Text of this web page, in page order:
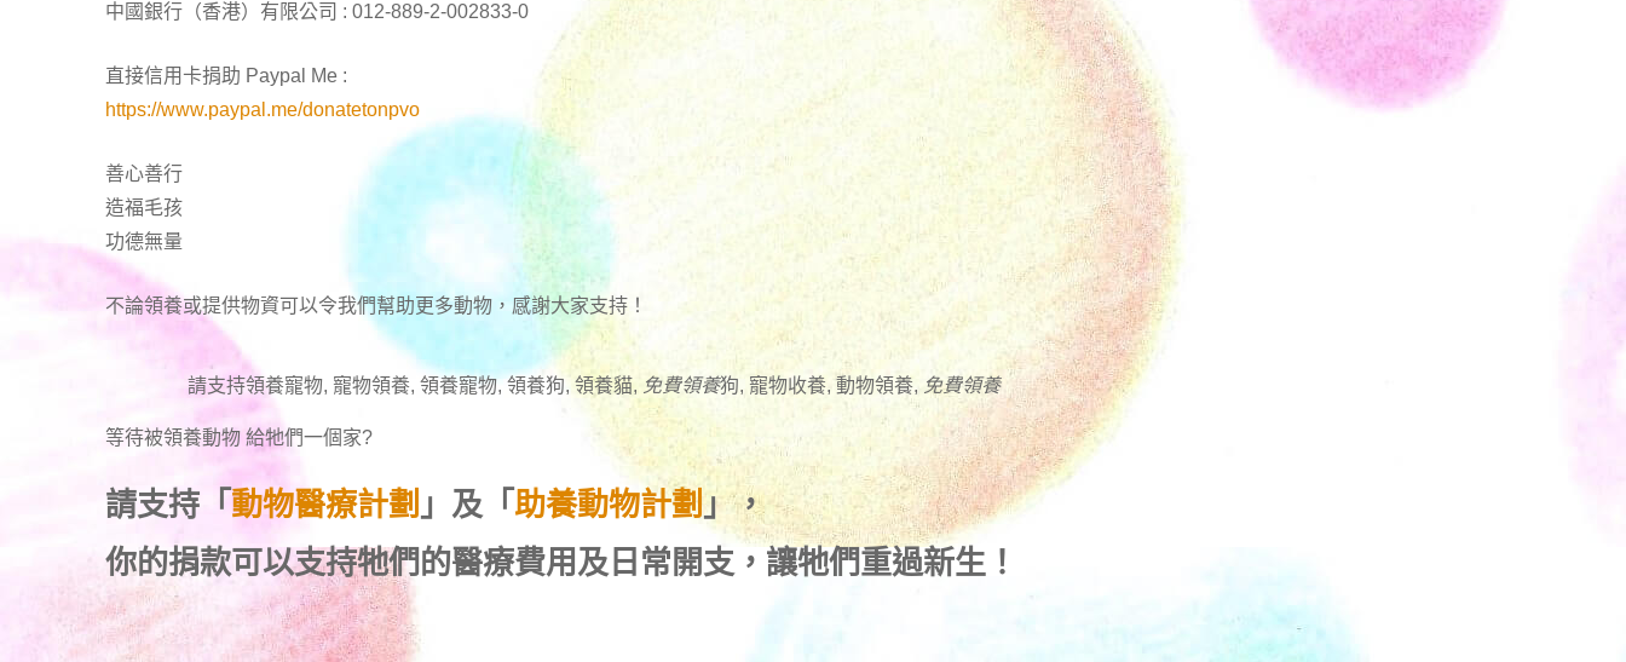
中國銀行（香港）有限公司 : 012-889-2-002833-0
直接信用卡捐助 Paypal Me :
https://www.paypal.me/donatetonpvo
善心善行
造福毛孩
功德無量
不論領養或提供物資可以令我們幫助更多動物，感謝大家支持！
請支持領養寵物, 寵物領養, 領養寵物, 領養狗, 領養貓, 免費領養狗, 寵物收養, 動物領養, 免費領養
等待被領養動物 給牠們一個家?
請支持「 動物醫療計劃 」及「 助養動物計劃」，
你的捐款可以支持牠們的醫療費用及日常開支，讓牠們重過新生！